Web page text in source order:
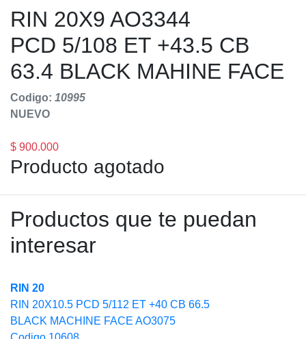
RIN 20X9 AO3344
PCD 5/108 ET +43.5 CB
63.4 BLACK MAHINE FACE
Codigo: 10995
NUEVO
$ 900.000
Producto agotado
Productos que te puedan
interesar
RIN 20
RIN 20X10.5 PCD 5/112 ET +40 CB 66.5
BLACK MACHINE FACE AO3075